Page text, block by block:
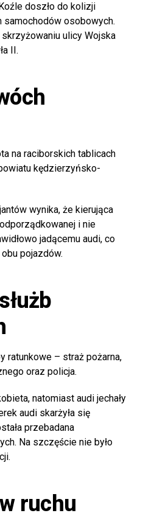
doszło do kolizji
samochodów osobowych.
ulicy Wojska
II.
na raciborskich tablicach
kędzierzyńsko-
wynika, że kierująca
i nie
jadącemu audi, co
pojazdów.
ratunkowe – straż pożarna,
oraz policja.
natomiast audi jechały
audi skarżyła się
przebadana
Na szczęście nie było
ruchu